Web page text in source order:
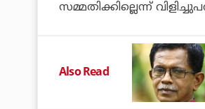
സമ്മതിക്കില്ലെന്ന്
Also Read